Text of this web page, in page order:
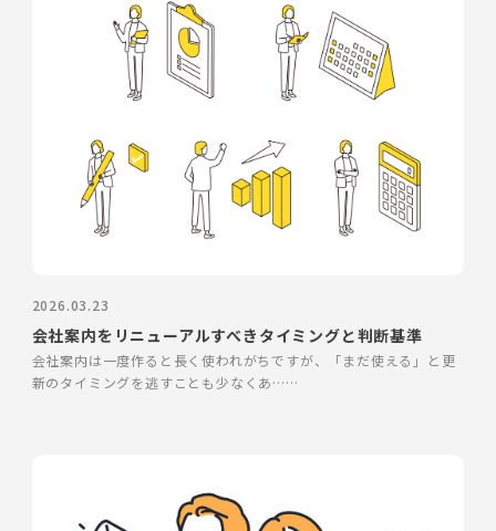
2026.03.23
会社案内をリニューアルすべきタイミングと判断基準
会社案内は一度作ると長く使われがちですが、「まだ使える」と更
新のタイミングを逃すことも少なくあ……